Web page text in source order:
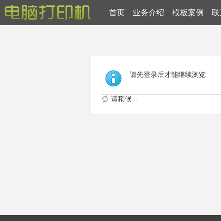
首页 业务介绍 模板案例 联
请先登录后才能继续浏览
请稍候...